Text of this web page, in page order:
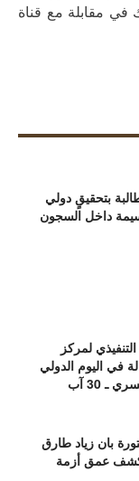
في مقابلة مع قناة
بتحقيقٍ دولي
داخل السجون
لمركز
في اليوم الدولي
ـ 30 آب
بان زياد طارق
عمق أزمة